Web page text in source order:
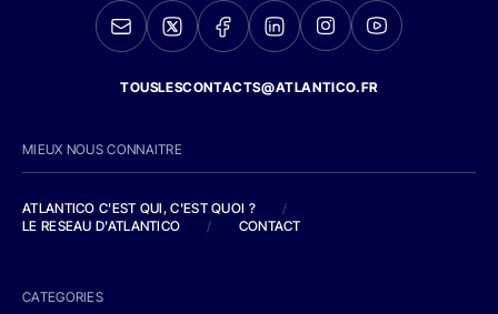
TOUSLESCONTACTS@ATLANTICO.FR
MIEUX NOUS CONNAITRE
ATLANTICO C'EST QUI, C'EST QUOI ?
/
LE RESEAU D'ATLANTICO
/ CONTACT
CATEGORIES